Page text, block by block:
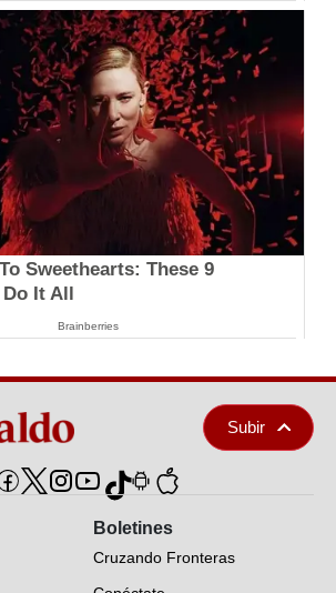
Sweethearts: These 9
It All
Brainberries
Subir
Boletines
Cruzando Fronteras